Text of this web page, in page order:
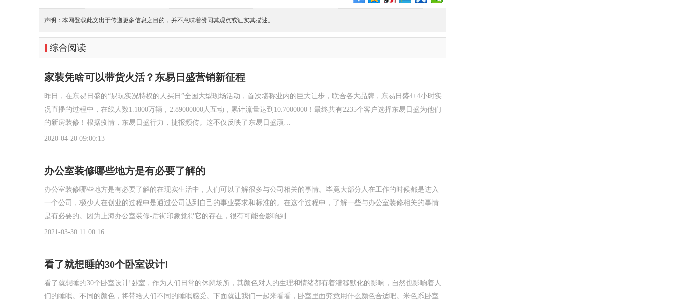
声明：本网登载此文出于传递更多信息之目的，并不意味着赞同其观点或证实其描述。
综合阅读
家装凭啥可以带货火活？东易日盛营销新征程
昨日，在东易日盛的“易玩实况特权的人买日”全国大型现场活动，首次堪称业内的巨大让步，联合各大品牌，东易日盛4+4小时实
况直播的过程中，在线人数1.1800万辆，2.89000000人互动，累计流量达到10.7000000！最终共有2235个客户选择东易日盛为他们
的新房装修！根据疫情，东易日盛行力，捷报频传。这不仅反映了东易日盛顽…
2020-04-20 09:00:13
办公室装修哪些地方是有必要了解的
办公室装修哪些地方是有必要了解的在现实生活中，人们可以了解很多与公司相关的事情。毕竟大部分人在工作的时候都是进入
一个公司，极少人在创业的过程中是通过公司达到自己的事业要求和标准的。在这个过程中，了解一些与办公室装修相关的事情
是有必要的。因为上海办公室装修-后街印象觉得它的存在，很有可能会影响到…
2021-03-30 11:00:16
看了就想睡的30个卧室设计!
看了就想睡的30个卧室设计!卧室，作为人们日常的休憩场所，其颜色对人的生理和情绪都有着潜移默化的影响，自然也影响着人
们的睡眠。不同的颜色，将带给人们不同的睡眠感受。下面就让我们一起来看看，卧室里面究竟用什么颜色合适吧。米色系卧室